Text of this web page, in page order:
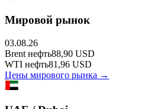
Мировой рынок
03.08.26
Brent нефть88,90 USD
WTI нефть81,96 USD
Цены мирового рынка →